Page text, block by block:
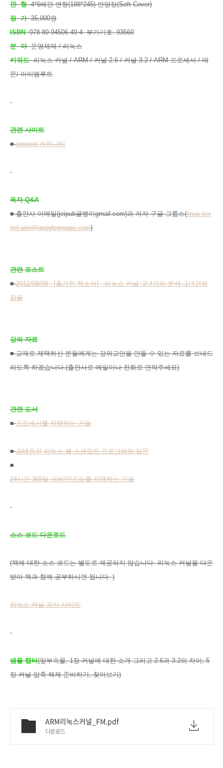
판 형4*6배판 변형(188*245) 반양장(Soft Cover)
정 가35,000원
ISBN978-89-94506-49-4 부가기호: 93560
분 야운영체제 / 리눅스
키워드리눅스 커널 / ARM / 커널 2.6 / 커널 3.2 / ARM 프로세서 / 데
몬/ 아이엠루트
관련 사이트
■iamroot 커뮤니티
독자 Q&A
■ 출판사 이메일(jeipub골뱅이gmail.com)과 저자 구글 그룹스(linux-ker
nel-arm@googlegroups.com)
관련 포스트
■2012/08/09 - [출간전 책소식] - 리눅스 커널: 2년간의 분석, 1년간의
집필
강의 자료
■ 교재로 채택하신 분들에게는 강의교안을 만들 수 있는 자료를 보내드
리도록 하겠습니다.(출판사로 메일이나 전화로 연락주세요)
관련 도서
■프로세서를 지탱하는 기술
■김태용의 리눅스 쉘 스크립트 프로그래밍 입문
■
24시간 365일서버/인프라를 지탱하는 기술
소스 코드 다운로드
(책에 대한 소스 코드는 별도로 제공되지 않습니다. 리눅스 커널을 다운
받아 책과 함께 공부하시면 됩니다. )
리눅스 커널 공식 사이트
샘플 챕터(앞부속물, 1장 커널에 대한 소개 그리고 2.6과 3.2의 차이, 5
장 커널 압축 해제 준비하기, 찾아보기)
ARM리눅스커널_FM.pdf
다운로드